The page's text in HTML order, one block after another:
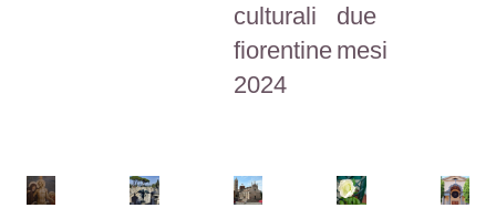
culturali
fiorentine
2024
due
mesi